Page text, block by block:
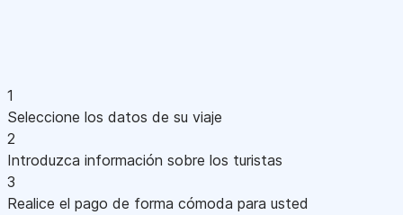
1
Seleccione los datos de su viaje
2
Introduzca información sobre los turistas
3
Realice el pago de forma cómoda para usted